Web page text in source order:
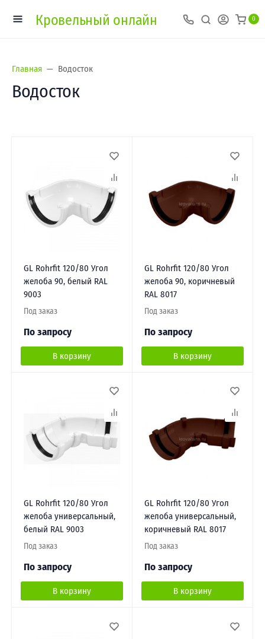
Кровельный онлайн 0
Главная Водосток
Водосток
GL Rohrfit 120/80 Угол
желоба 90, белый RAL
9003
Под заказ
По запросу
В корзину
GL Rohrfit 120/80 Угол
желоба 90, коричневый
RAL 8017
Под заказ
По запросу
В корзину
GL Rohrfit 120/80 Угол
желоба универсальный,
белый RAL 9003
Под заказ
По запросу
В корзину
GL Rohrfit 120/80 Угол
желоба универсальный,
коричневый RAL 8017
Под заказ
По запросу
В корзину